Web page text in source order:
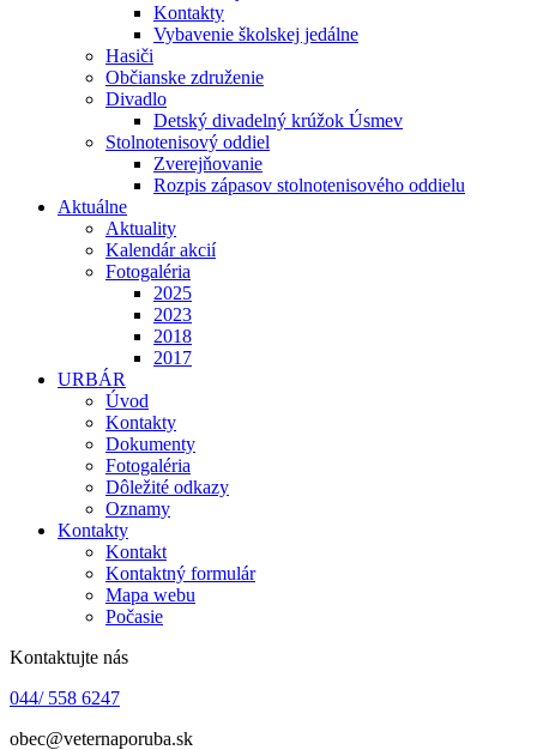
Kontakty
Vybavenie školskej jedálne
Hasiči
Občianske združenie
Divadlo
Detský divadelný krúžok Úsmev
Stolnotenisový oddiel
Zverejňovanie
Rozpis zápasov stolnotenisového oddielu
Aktuálne
Aktuality
Kalendár akcií
Fotogaléria
2025
2023
2018
2017
URBÁR
Úvod
Kontakty
Dokumenty
Fotogaléria
Dôležité odkazy
Oznamy
Kontakty
Kontakt
Kontaktný formulár
Mapa webu
Počasie
Kontaktujte nás
044/ 558 6247
obec@veternaporuba.sk